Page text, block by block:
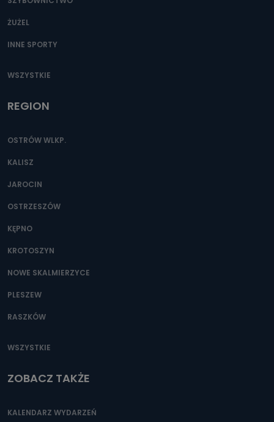
ŻUŻEL
INNE SPORTY
WSZYSTKIE
REGION
OSTRÓW WLKP.
KALISZ
JAROCIN
OSTRZESZÓW
KĘPNO
KROTOSZYN
NOWE SKALMIERZYCE
PLESZEW
RASZKÓW
WSZYSTKIE
ZOBACZ TAKŻE
KALENDARZ WYDARZEŃ